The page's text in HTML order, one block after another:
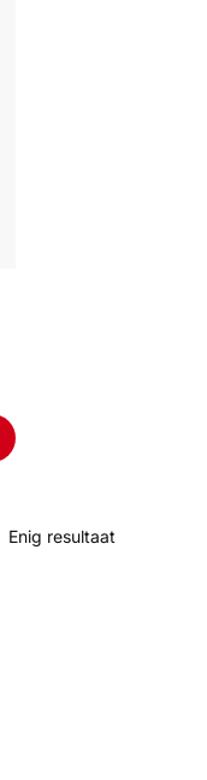
Enig resultaat